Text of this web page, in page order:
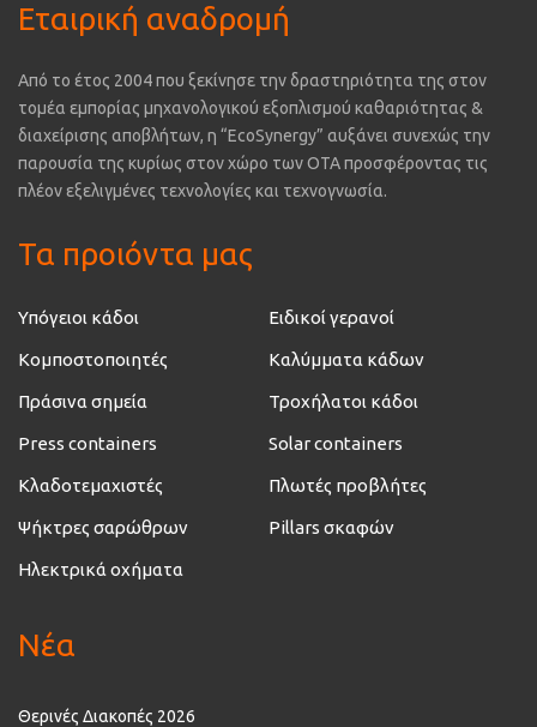
Εταιρική αναδρομή
Από το έτος 2004 που ξεκίνησε την δραστηριότητα της στον
τομέα εμπορίας μηχανολογικού εξοπλισμού καθαριότητας &
διαχείρισης αποβλήτων, η “EcoSynergy” αυξάνει συνεχώς την
παρουσία της κυρίως στον χώρο των ΟΤΑ προσφέροντας τις
πλέον εξελιγμένες τεχνολογίες και τεχνογνωσία.
Τα προιόντα μας
Υπόγειοι κάδοι Ειδικοί γερανοί
Κομποστοποιητές Καλύμματα κάδων
Πράσινα σημεία Τροχήλατοι κάδοι
Press containers Solar containers
Κλαδοτεμαχιστές Πλωτές προβλήτες
Ψήκτρες σαρώθρων Pillars σκαφών
Ηλεκτρικά οχήματα
Νέα
Θερινές Διακοπές 2026